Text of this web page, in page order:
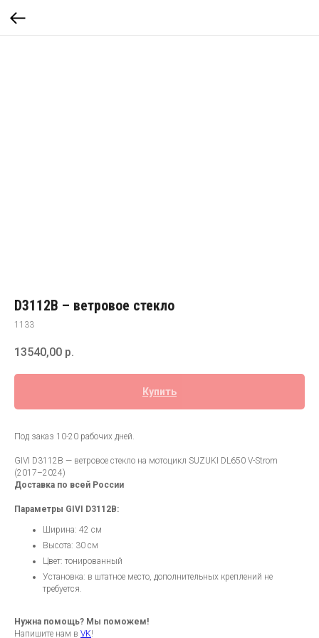
D3112B – ветровое стекло
1133
13540,00 р.
Купить
Под заказ 10-20 рабочих дней.
GIVI D3112B — ветровое стекло на мотоцикл SUZUKI DL650 V-Strom
(2017–2024)
Доставка по всей России
Параметры GIVI D3112B:
Ширина: 42 см
Высота: 30 см
Цвет: тонированный
Установка: в штатное место, дополнительных креплений не
требуется.
Нужна помощь? Мы поможем!
Напишите нам в VK!